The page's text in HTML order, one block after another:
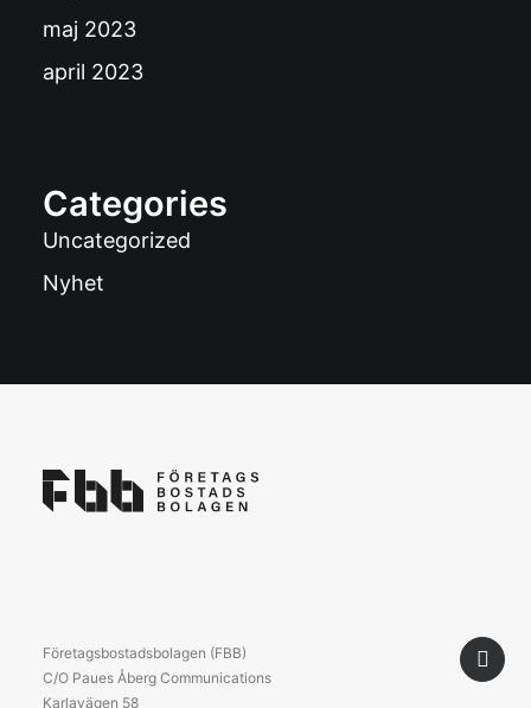
maj 2023
april 2023
Categories
Uncategorized
Nyhet
Företagsbostadsbolagen (FBB)
C/O Paues Åberg Communications
Karlavägen 58